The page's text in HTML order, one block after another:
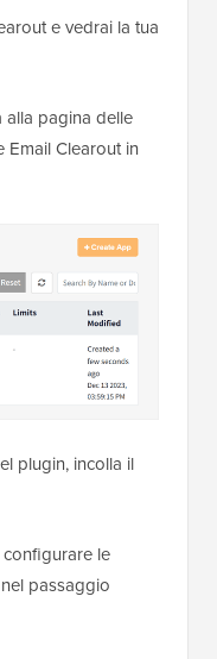
e vedrai la tua
alla pagina delle
Clearout in
plugin, incolla il
le
passaggio